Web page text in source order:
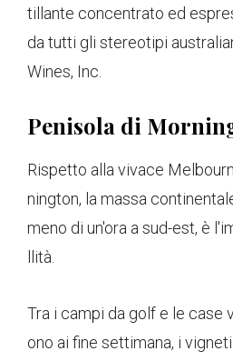
tillante concentrato ed
da tutti gli stereotipi
Wines, Inc.
Penisola di
Rispetto alla vivace
nington, la massa
meno di un'ora a sud-est, è
llità.
Tra i campi da golf e le case
ono ai fine settimana, i